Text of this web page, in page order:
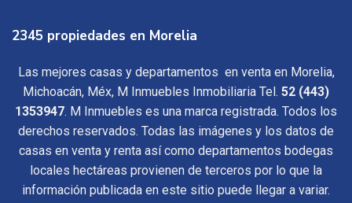
2345 propiedades en Morelia
Las mejores casas y departamentos en venta en Morelia,
Michoacán, Méx, M Inmuebles Inmobiliaria Tel. 52 (443)
1353947. M Inmuebles es una marca registrada. Todos los
derechos reservados. Todas las imágenes y los datos de
casas en venta y renta así como departamentos bodegas
locales hectáreas provienen de terceros por lo que la
información publicada en este sitio puede llegar a variar.